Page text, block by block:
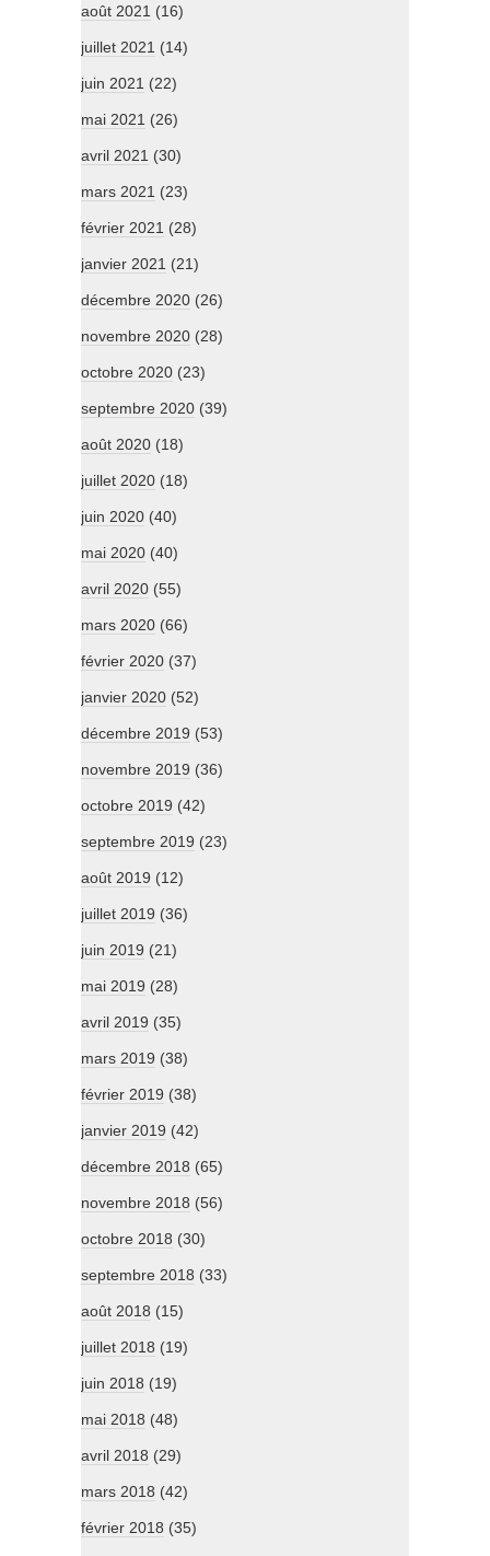
août 2021 (16)
juillet 2021 (14)
juin 2021 (22)
mai 2021 (26)
avril 2021 (30)
mars 2021 (23)
février 2021 (28)
janvier 2021 (21)
décembre 2020 (26)
novembre 2020 (28)
octobre 2020 (23)
septembre 2020 (39)
août 2020 (18)
juillet 2020 (18)
juin 2020 (40)
mai 2020 (40)
avril 2020 (55)
mars 2020 (66)
février 2020 (37)
janvier 2020 (52)
décembre 2019 (53)
novembre 2019 (36)
octobre 2019 (42)
septembre 2019 (23)
août 2019 (12)
juillet 2019 (36)
juin 2019 (21)
mai 2019 (28)
avril 2019 (35)
mars 2019 (38)
février 2019 (38)
janvier 2019 (42)
décembre 2018 (65)
novembre 2018 (56)
octobre 2018 (30)
septembre 2018 (33)
août 2018 (15)
juillet 2018 (19)
juin 2018 (19)
mai 2018 (48)
avril 2018 (29)
mars 2018 (42)
février 2018 (35)